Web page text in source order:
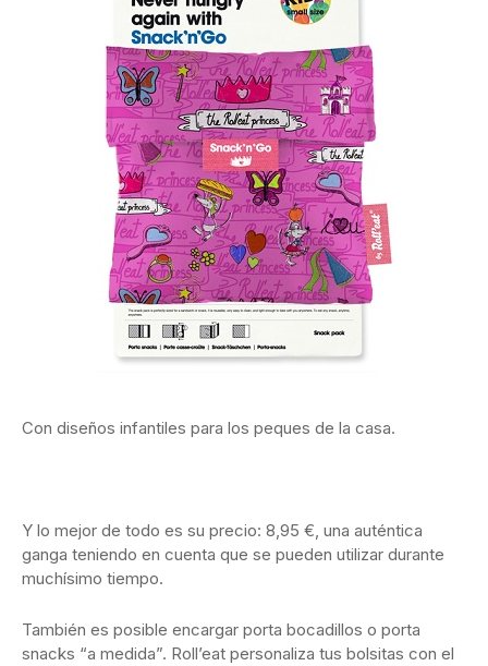
Con diseños infantiles para los peques de la casa.
Y lo mejor de todo es su precio: 8,95 €, una auténtica
ganga teniendo en cuenta que se pueden utilizar durante
muchísimo tiempo.
También es posible encargar porta bocadillos o porta
snacks “a medida”. Roll’eat personaliza tus bolsitas con el